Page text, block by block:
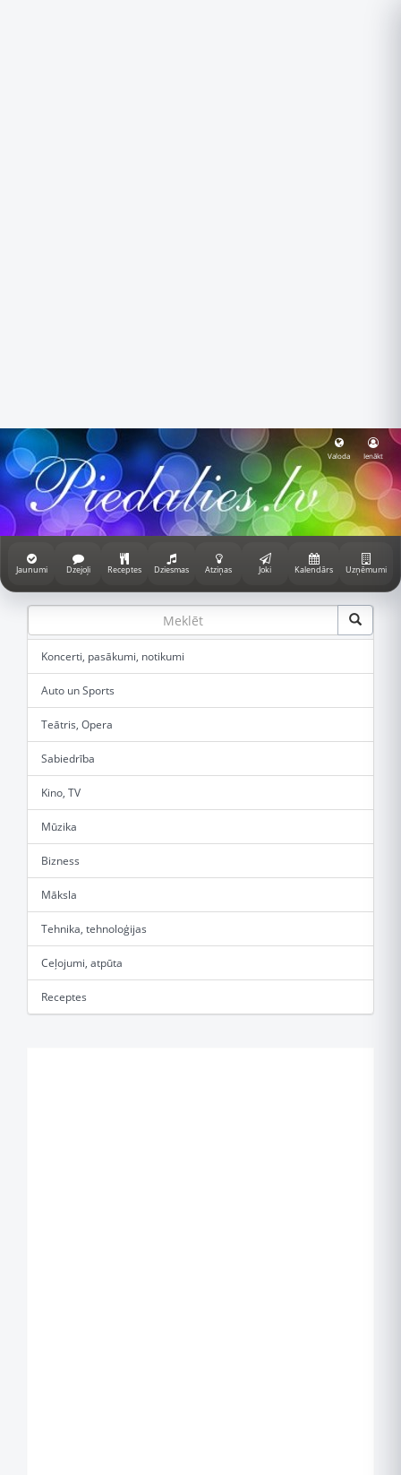
Valoda Ienākt
Jaunumi Dzejoļi Receptes Dziesmas Atziņas Joki Kalendārs Uzņēmumi
Koncerti, pasākumi, notikumi
Auto un Sports
Teātris, Opera
Sabiedrība
Kino, TV
Mūzika
Bizness
Māksla
Tehnika, tehnoloģijas
Ceļojumi, atpūta
Receptes